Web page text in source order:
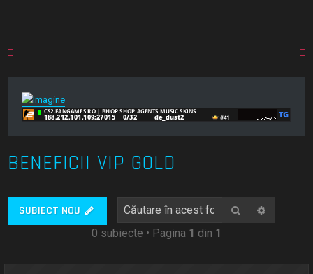
BENEFICII VIP GOLD
SUBIECT NOU Căutare
0 subiecte • Pagina 1 din 1